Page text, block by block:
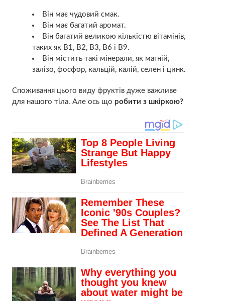
Він має чудовий смак.
Він має багатий аромат.
Він багатий великою кількістю вітамінів,
таких як B1, B2, B3, B6 і B9.
Він містить такі мінерали, як магній,
залізо, фосфор, кальцій, калій, селен і цинк.
Споживання цього виду фруктів дуже важливе
для нашого тіла. Але ось що робити з шкіркою?